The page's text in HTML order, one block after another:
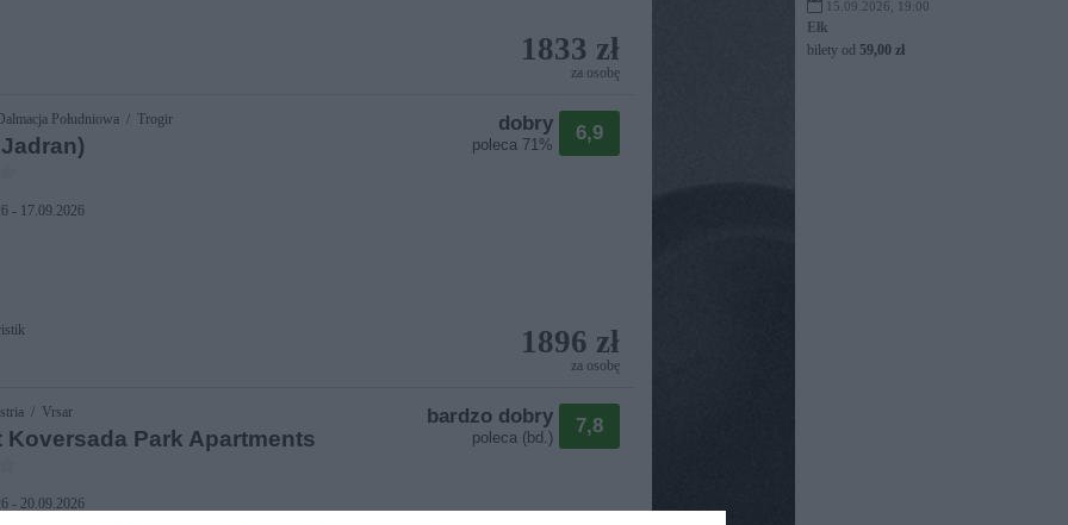
1833 zł
za osobę
Południowa / Trogir
- 17.09.2026
dobry
poleca 71%
6,9
1896 zł
za osobę
/ Vrsar
Koversada Park Apartments
- 20.09.2026
bardzo dobry
poleca (bd.)
7,8
15.09.2026, 19:00
Ełk
bilety od 59,00 zł